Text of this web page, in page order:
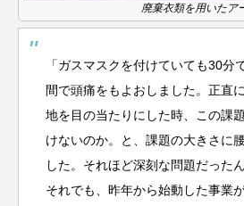
廃棄衣類を用いたア
「ガスマスクを付けていても30分
間で頭痛をもよおしました。正直
地を目の当たりにした時、この課
けないのか。と、課題の大きさに
した。それほど深刻な問題だったん
それでも、昨年から始動した事業